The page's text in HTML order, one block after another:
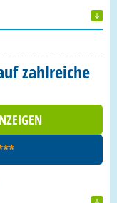
zahlreiche